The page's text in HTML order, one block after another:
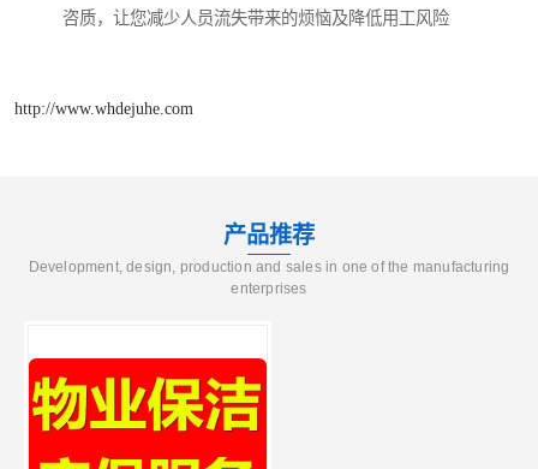
咨质，让您减少人员流失带来的烦恼及降低用工风险
http://www.whdejuhe.com
产品推荐
Development, design, production and sales in one of the manufacturing
enterprises